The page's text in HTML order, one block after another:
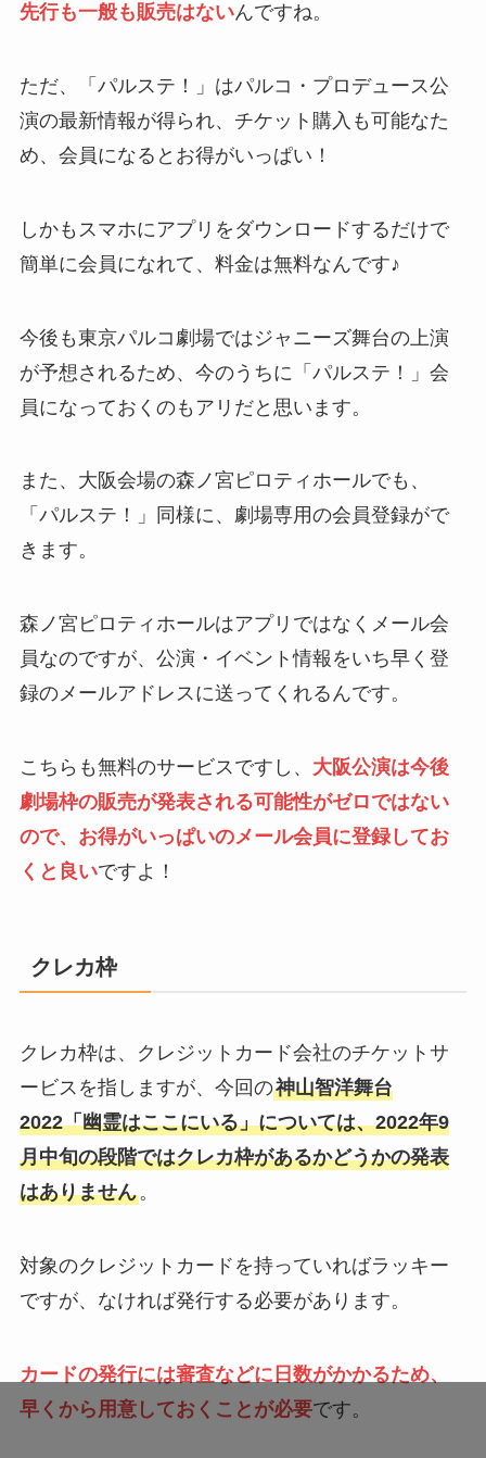
先行も一般も販売はないんですね。
ただ、「パルステ！」はパルコ・プロデュース公
演の最新情報が得られ、チケット購入も可能なた
め、会員になるとお得がいっぱい！
しかもスマホにアプリをダウンロードするだけで
簡単に会員になれて、料金は無料なんです♪
今後も東京パルコ劇場ではジャニーズ舞台の上演
が予想されるため、今のうちに「パルステ！」会
員になっておくのもアリだと思います。
また、大阪会場の森ノ宮ピロティホールでも、
「パルステ！」同様に、劇場専用の会員登録がで
きます。
森ノ宮ピロティホールはアプリではなくメール会
員なのですが、公演・イベント情報をいち早く登
録のメールアドレスに送ってくれるんです。
こちらも無料のサービスですし、 大阪公演は今後
劇場枠の販売が発表される可能性がゼロではない
ので、お得がいっぱいのメール会員に登録してお
くと良いですよ！
クレカ枠
クレカ枠は、クレジットカード会社のチケットサ
ービスを指しますが、今回の神山智洋舞台
2022「幽霊はここにいる」については、2022年9
月中旬の段階ではクレカ枠があるかどうかの発表
はありません。
対象のクレジットカードを持っていればラッキー
ですが、なければ発行する必要があります。
カードの発行には審査などに日数がかかるため、
早くから用意しておくことが必要です。